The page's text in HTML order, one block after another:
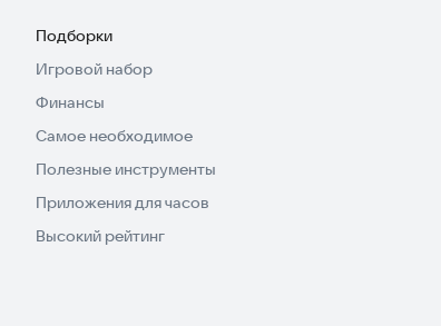
Подборки
Игровой набор
Финансы
Самое необходимое
Полезные инструменты
Приложения для часов
Высокий рейтинг